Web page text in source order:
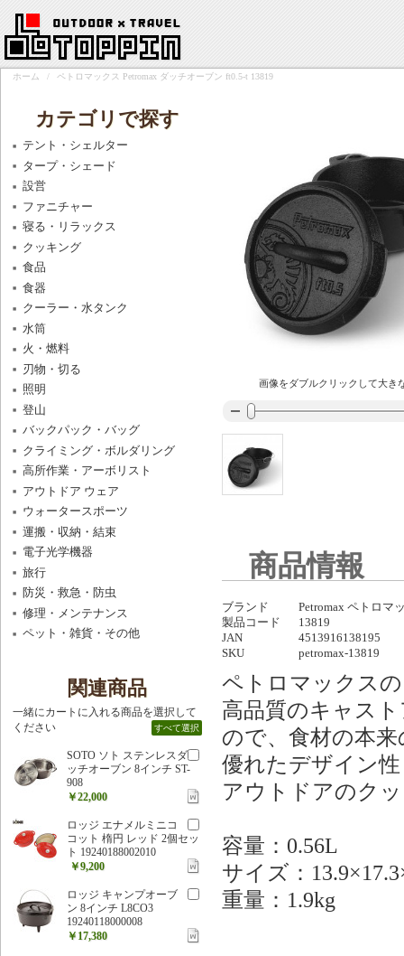
ホーム / ペトロマックス Petromax ダッチオーブン ft0.5-t 13819
画像をダブルクリックして大き
商品情報
ブランド
Petromax ペトロマ
製品コード
13819
JAN
4513916138195
SKU
petromax-13819
ペトロマックス
高品質のキャス
ので、食材の本
優れたデザイン
アウトドアのク
容量：0.56L
サイズ：
重量：1.9kg
カテゴリで探す
テント・シェルター
タープ・シェード
設営
ファニチャー
寝る・リラックス
クッキング
食品
食器
クーラー・水タンク
水筒
火・燃料
刃物・切る
照明
登山
バックパック・バッグ
クライミング・ボルダリング
高所作業・アーボリスト
アウトドア ウェア
ウォータースポーツ
運搬・収納・結束
電子光学機器
旅行
防災・救急・防虫
修理・メンテナンス
ペット・雑貨・その他
関連商品
一緒にカートに入れる商品を選択して
ください
すべて選択
SOTO ソト ステンレスダ
ッチオーブン 8インチ ST-
908
￥22,000
ロッジ エナメルミニコ
コット 楕円 レッド 2個セッ
ト 19240188002010
￥9,200
ロッジ キャンプオーブ
ン 8インチ L8CO3
19240118000008
￥17,380